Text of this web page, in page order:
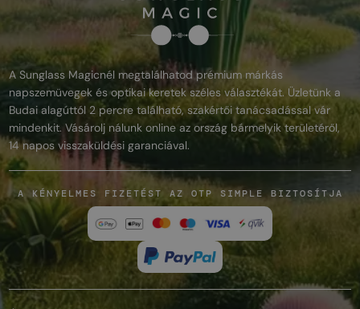
A Sunglass Magicnél megtalálhatod prémium márkás
napszemüvegek és optikai keretek széles választékát. Üzletünk a
Budai alagúttól 2 percre található, szakértői tanácsadással vár
mindenkit. Vásárolj nálunk online az ország bármelyik területéről,
14 napos visszaküldési garanciával.
A KÉNYELMES FIZETÉST AZ OTP SIMPLE BIZTOSÍTJA